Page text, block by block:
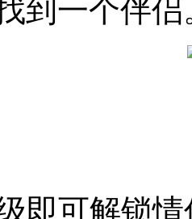
到一个伴侣
即可解锁